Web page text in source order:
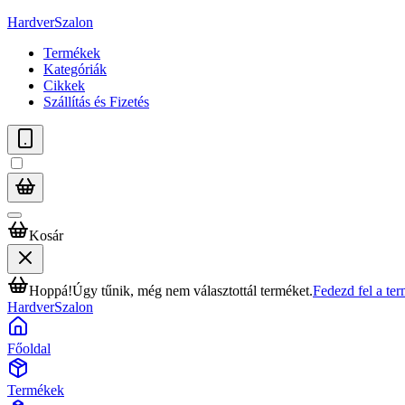
HardverSzalon
Termékek
Kategóriák
Cikkek
Szállítás és Fizetés
Kosár
Hoppá!Úgy tűnik, még nem választottál terméket.Fedezd fel a
HardverSzalon
Főoldal
Termékek